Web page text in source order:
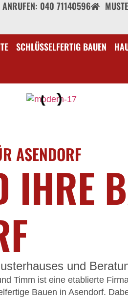
ANRUFEN: 040 71140596
SCHLÜSSELFERTIG BAUEN
ASENDORF
IHRE
und
Timm ist eine etablierte
Bauen in Asendorf.